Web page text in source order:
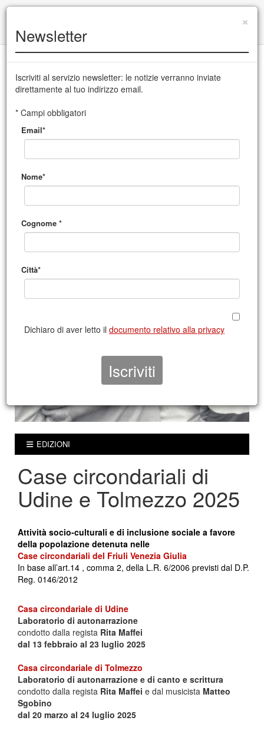
English version
CSS Teatro stabile di innovazione del Friuli Venezia Giulia
MENU
EDIZIONI
Case circondariali di
Udine e Tolmezzo 2025
Attività socio-culturali e di inclusione sociale a favore
della popolazione detenuta nelle
Case circondariali del Friuli Venezia Giulia
In base all’art.14 , comma 2, della L.R. 6/2006 previsti dal D.P.
Reg. 0146/2012
Casa circondariale di Udine
Laboratorio di autonarrazione
condotto dalla regista Rita Maffei
dal 13 febbraio al 23 luglio 2025
Casa circondariale di Tolmezzo
Laboratorio di autonarrazione e di canto e scrittura
condotto dalla regista Rita Maffei e dal musicista Matteo
Sgobino
dal 20 marzo al 24 luglio 2025
×
Newsletter
Iscriviti al servizio newsletter: le notizie verranno inviate
direttamente al tuo indirizzo email.
* Campi obbligatori
Email*
Nome*
Cognome *
Città*
Dichiaro di aver letto il documento relativo alla privacy